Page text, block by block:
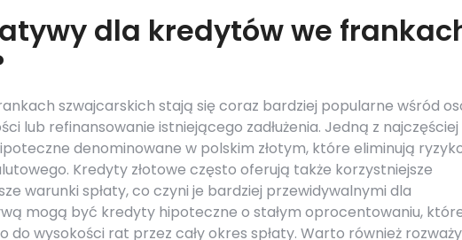
dla kredytów we
szwajcarskich stają się coraz bardziej popularne wśród
lub refinansowanie istniejącego zadłużenia. Jedną z najczęściej
denominowane w polskim złotym, które eliminują
Kredyty złotowe często oferują także korzystniejsze
warunki spłaty, co czyni je bardziej przewidywalnymi dla
mogą być kredyty hipoteczne o stałym oprocentowaniu,
do wysokości rat przez cały okres spłaty. Warto również